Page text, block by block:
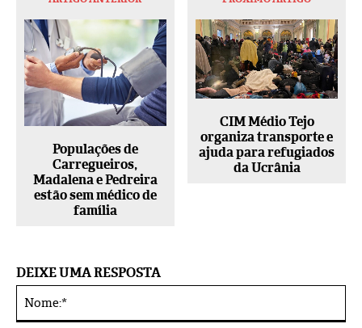
Populações de
Carregueiros,
Madalena e Pedreira
estão sem médico de
família
CIM Médio Tejo
organiza transporte e
ajuda para refugiados
da Ucrânia
DEIXE UMA RESPOSTA